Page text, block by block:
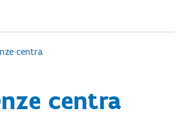
centra
centra